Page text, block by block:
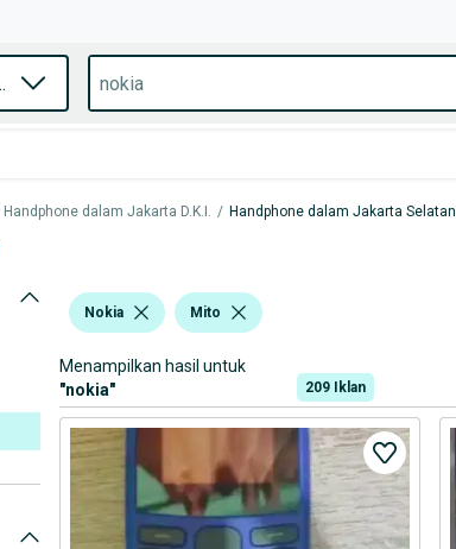
Handphone dalam Jakarta D.K.I. / Handphone dalam Jakarta Selatan
Nokia Mito
Menampilkan hasil untuk
"nokia" 209 Iklan